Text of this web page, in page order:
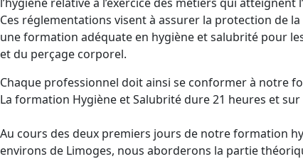
Ces réglementations visent à assurer la protection de
une formation adéquate en hygiène et salubrité pour
et du perçage corporel.
Chaque professionnel doit ainsi se conformer à notre
La formation Hygiène et Salubrité dure 21 heures et
Au cours des deux premiers jours de notre formation
environs de Limoges, nous aborderons la partie